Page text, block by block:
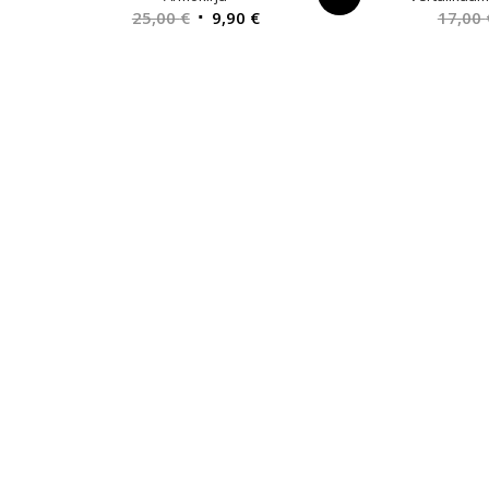
25,00€ Alkuperäinen
9,90 €Nykyinen
17,00